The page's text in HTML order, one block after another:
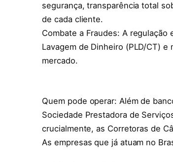
segurança, transparência total
de cada cliente.
Combate a Fraudes: A
Lavagem de Dinheiro (PLD/CT)
mercado.
Quem pode operar: Além de
Sociedade Prestadora de
crucialmente, as Corretoras de
As empresas que já atuam no